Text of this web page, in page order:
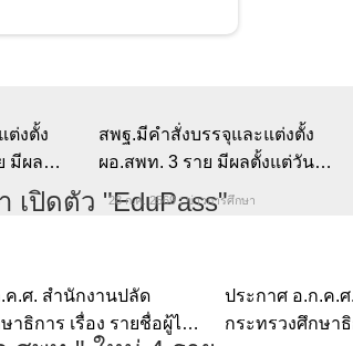
สพฐ.มีคำสั่งบรรจุและแต่งตั้ง
ผอ.สพท. 3 ราย มีผลตั้งแต่วันที่
27 กรกฎาคม 2569
28 ก.ค. 2569 : ข่าวการศึกษา